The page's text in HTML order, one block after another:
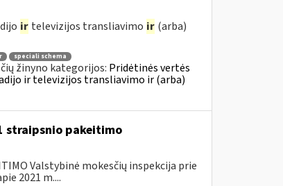
ir televizijos transliavimo ir (arba)
speciali schema
žinyno kategorijos: Pridėtinės vertės
ir televizijos transliavimo ir (arba)
straipsnio pakeitimo
Valstybinė mokesčių inspekcija prie
2021 m....